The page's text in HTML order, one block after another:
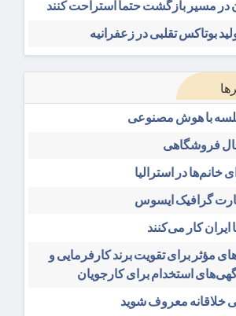
در مسیر بازگشت حتما استراحت کنند
بوتاکس تقلبی در زعفرانیه
با هوش مصنوعی
فروشگاهی
خانم‌ها در استرالیا
کارت گرافیک ایسوس
ایران کار می‌کنند
مؤثر برای تقویت برند کارفرمایی و
استخدام برای کارجویان
خلاقانه معروف شوید